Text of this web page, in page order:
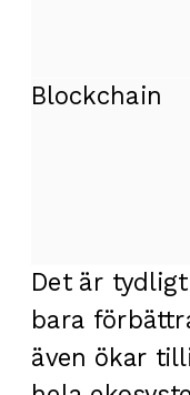
Blockchain
Det är
bara
även ökar